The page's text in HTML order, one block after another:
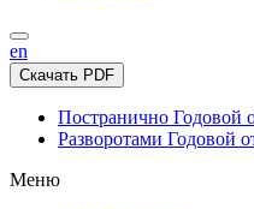
en
Скачать PDF
Постранично Годовой
Разворотами Годовой
Меню